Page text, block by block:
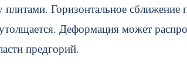
Горизонтальное сближение
Деформация может
предгорий.